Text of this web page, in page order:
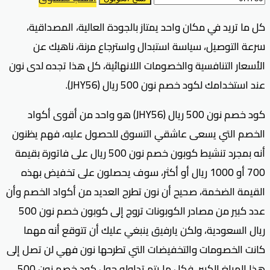
كل ما تريد في مكان واحد يمتاز بالجودة العالية، المصداقية،
سرعة التوصيل، سياسة استبدال واسترجاع مرنة، ناهيك عن
الأسعار التنافسية والخصومات اللانهائية، كل هذا تجده لدى نون
عند استخدامك لكود خصم نون 500 ريال (JHY56).
كود خصم نون 500 ريال (JHY56) هو واحد من أقوى أكواد
الخصم التي يسعى عاشقي التسوق للحصول عليه، فهم يظنون
أنه بمجرد تنشيط كوبون خصم نون 500 ريال على فاتورة بقيمة
700 أو 1000 ريال أو أكثر، سوف يحصلون على تخفيض بهذه
القيمة الضخمة، صحيح أن نون تطرح العديد من أكواد الخصم وأن
عدد كبير من مصادر الكوبونات تروج إلى كوبون خصم نون 500
ريال السعودية، ولكن يارفيق ينبغي عليك أن تتوقع أنه مهما
كانت الخصومات والتخفيضات التي تطرحها نون فهي لن تصل إلى